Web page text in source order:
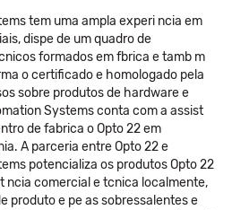
tem uma ampla experi ncia em
dispe de um quadro de
formados em fbrica e tamb m
o certificado e homologado pela
sobre produtos de hardware e
Systems conta com a assist
de fabrica o Opto 22 em
A parceria entre Opto 22 e
potencializa os produtos Opto 22
ncia comercial e tcnica localmente,
produto e pe as sobressalentes e